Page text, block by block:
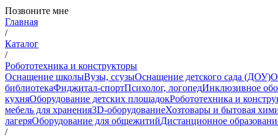
Позвоните мне
Главная
/
Каталог
/
Робототехника и конструкторы
Оснащение школыВузы, ссузыОснащение детского сада (ДОУ)
библиотекаФиджитал-спортПсихолог, логопедИнклюзивное
кухняОборудование детских площадокРобототехника и
мебель для хранения3D-оборудованиеХозтовары и бытовая
лагеряОборудование для общежитийДистанционное
/